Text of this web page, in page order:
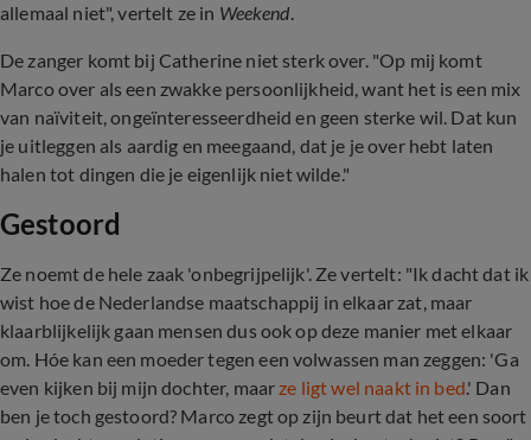
allemaal niet", vertelt ze in Weekend.
De zanger komt bij Catherine niet sterk over. "Op mij komt
Marco over als een zwakke persoonlijkheid, want het is een mix
van naïviteit, ongeïnteresseerdheid en geen sterke wil. Dat kun
je uitleggen als aardig en meegaand, dat je je over hebt laten
halen tot dingen die je eigenlijk niet wilde."
Gestoord
Ze noemt de hele zaak 'onbegrijpelijk'. Ze vertelt: "Ik dacht dat ik
wist hoe de Nederlandse maatschappij in elkaar zat, maar
klaarblijkelijk gaan mensen dus ook op deze manier met elkaar
om. Hóe kan een moeder tegen een volwassen man zeggen: 'Ga
even kijken bij mijn dochter, maarze ligt wel naakt in bed.' Dan
ben je toch gestoord? Marco zegt op zijn beurt dat het een soort